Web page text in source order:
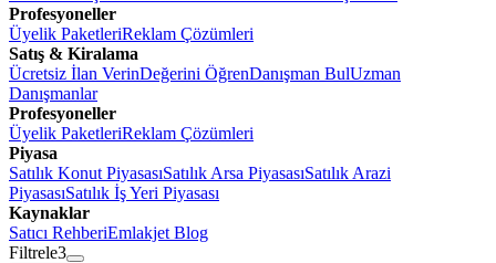
Profesyoneller
Üyelik PaketleriReklam Çözümleri
Satış & Kiralama
Ücretsiz İlan VerinDeğerini ÖğrenDanışman BulUzman
Danışmanlar
Profesyoneller
Üyelik PaketleriReklam Çözümleri
Piyasa
Satılık Konut PiyasasıSatılık Arsa PiyasasıSatılık Arazi
PiyasasıSatılık İş Yeri Piyasası
Kaynaklar
Satıcı RehberiEmlakjet Blog
Filtrele3